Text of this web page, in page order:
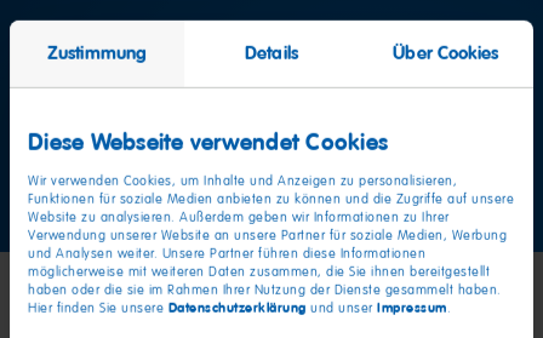
Zustimmung Details Über Cookies
Diese Webseite verwendet Cookies
Wir verwenden Cookies, um Inhalte und Anzeigen zu personalisieren,
Funktionen für soziale Medien anbieten zu können und die Zugriffe auf unsere
Website zu analysieren. Außerdem geben wir Informationen zu Ihrer
Verwendung unserer Website an unsere Partner für soziale Medien, Werbung
und Analysen weiter. Unsere Partner führen diese Informationen
möglicherweise mit weiteren Daten zusammen, die Sie ihnen bereitgestellt
haben oder die sie im Rahmen Ihrer Nutzung der Dienste gesammelt haben.
Hier finden Sie unsere Datenschutzerklärung und unser Impressum.
Weitere Fragen?
Jetzt Kontakt aufnehmen